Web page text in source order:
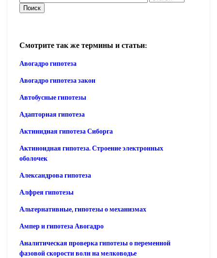
Смотрите так же термины и статьи:
Авогадро гипотеза
Авогадро гипотеза закон
Автобусные гипотезы
Адапторная гипотеза
Актинидная гипотеза Сиборга
Актиноидная гипотеза. Строение электронных
оболочек
Александрова гипотеза
Алфрея гипотезы
Альтернативные, гипотезы о механизмах
Ампер и гипотеза Авогадро
Аналитическая проверка гипотезы о переменной
фазовой скорости волн на мелководье